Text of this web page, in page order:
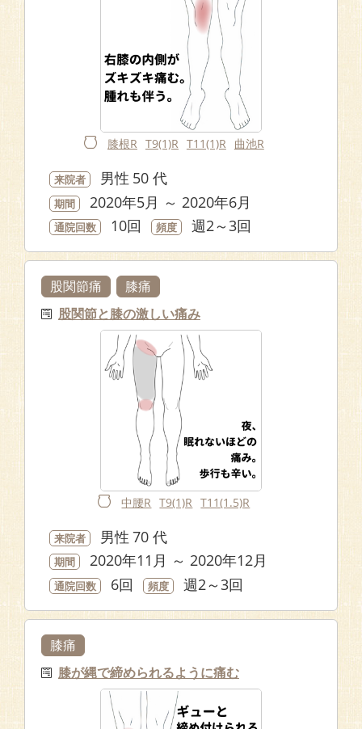
膝根R T9(1)R T11(1)R 曲池R
来院者 男性 50 代
期間 2020年5月 ～ 2020年6月
通院回数 10回 頻度 週2～3回
股関節痛
膝痛
股関節と膝の激しい痛み
中腰R T9(1)R T11(1.5)R
来院者 男性 70 代
期間 2020年11月 ～ 2020年12月
通院回数 6回 頻度 週2～3回
膝痛
膝が縄で締められるように痛む